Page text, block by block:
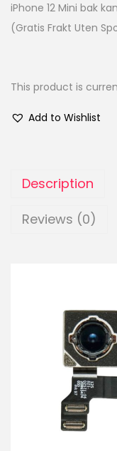
iPhone 12 Mini bak
(Gratis Frakt Uten
This product is
Add to Wishlist
Description
Reviews (0)